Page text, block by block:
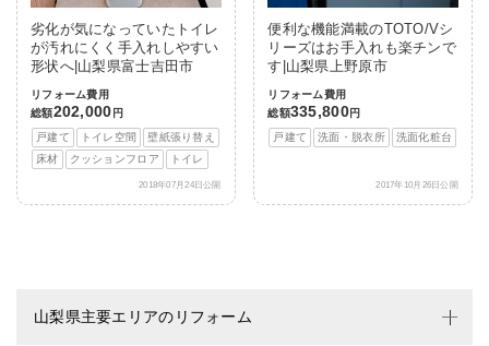
劣化が気になっていたトイレ
が汚れにくく手入れしやすい
形状へ|山梨県富士吉田市
リフォーム費用
総額202,000 円
戸建て
トイレ空間
壁紙張り替え
床材
クッションフロア トイレ
2018年07月24日公開
便利な機能満載のTOTO/Vシ
リーズはお手入れも楽チンで
す|山梨県上野原市
リフォーム費用
総額335,800円
戸建て
洗面・脱衣所 洗面化粧台
2017年10月26日公開
山梨県主要エリアのリフォーム